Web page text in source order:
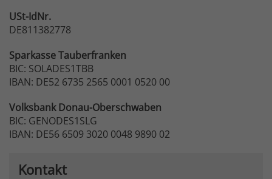
USt-IdNr.
DE811382778
SparkasseTauberfranken
BIC: SOLADES1TBB
IBAN: DE52 6735 2565 0001 0520 00
VolksbankDonau-Oberschwaben
BIC: GENODES1SLG
IBAN: DE56 6509 3020 0048 9890 02
Kontakt